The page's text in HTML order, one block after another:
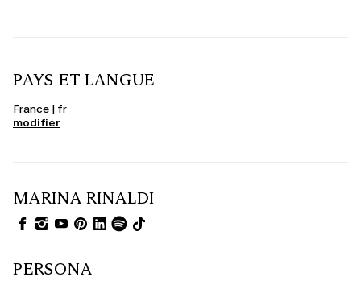
PAYS ET LANGUE
France | fr
modifier
MARINA RINALDI
PERSONA